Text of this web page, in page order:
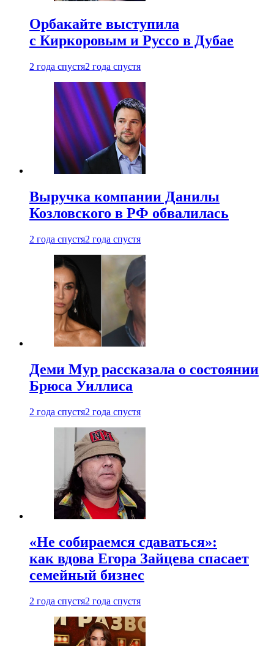
Орбакайте выступила
с Киркоровым и Руссо в Дубае
2 года спустя2 года спустя
Выручка компании Данилы
Козловского в РФ обвалилась
2 года спустя2 года спустя
Деми Мур рассказала о состоянии
Брюса Уиллиса
2 года спустя2 года спустя
«Не собираемся сдаваться»:
как вдова Егора Зайцева спасает
семейный бизнес
2 года спустя2 года спустя